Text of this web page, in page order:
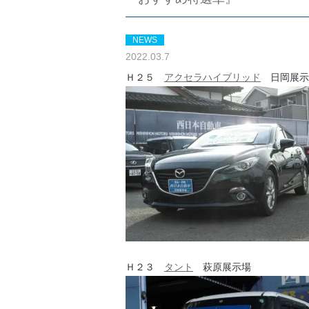
NEWS
2022.03.7
Ｈ２５ アクセラハイブリッド 日岡展
Ｈ２３ タント 萩原展示場